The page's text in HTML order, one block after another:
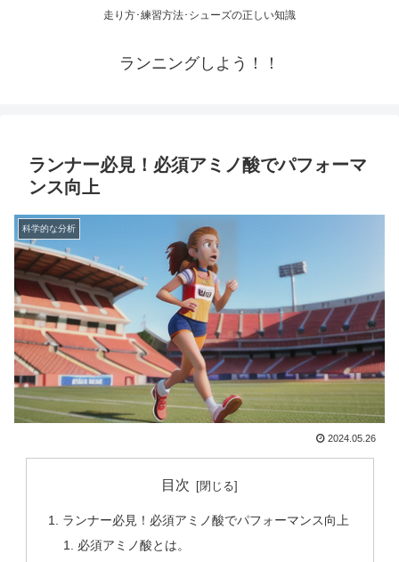
走り方･練習方法･シューズの正しい知識
ランニングしよう！！
ランナー必見！必須アミノ酸でパフォーマ
ンス向上
科学的な分析
2024.05.26
目次
ランナー必見！必須アミノ酸でパフォーマンス向上
必須アミノ酸とは。